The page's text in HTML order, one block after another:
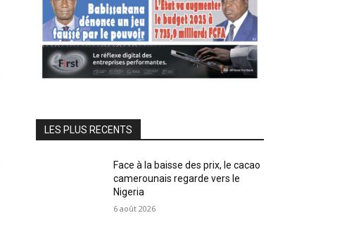
LES PLUS RECENTS
Face à la baisse des prix, le cacao
camerounais regarde vers le
Nigeria
6 août 2026